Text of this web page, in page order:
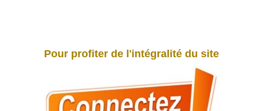
Pour profiter de l'intégralité du site